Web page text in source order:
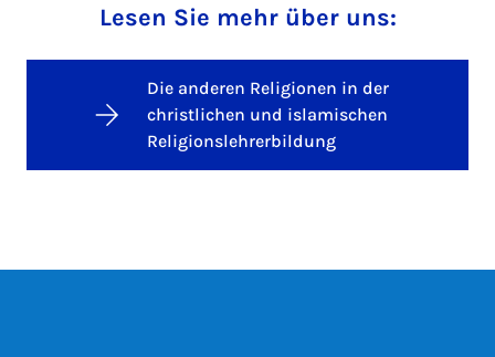
Lesen Sie mehr über uns:
Die anderen Religionen in der
christlichen und islamischen
Religionslehrerbildung